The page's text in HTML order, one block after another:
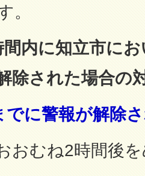
。
内に知立市に
除された場合の
でに警報が解除
ね2時間後を